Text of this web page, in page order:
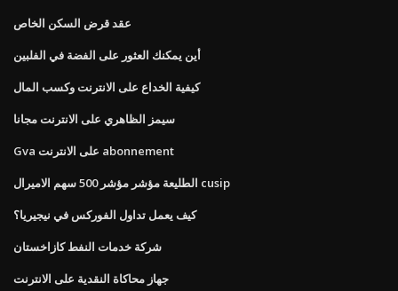
عقد قرض السكن الخاص
أين يمكنك العثور على الفضة في الفلبين
كيفية الخداع على الانترنت وكسب المال
سيمز الظاهري على الانترنت مجانا
Gva على الانترنت abonnement
الطليعة مؤشر مؤشر 500 سهم الاميرال cusip
كيف يعمل تداول الفوركس في نيجيريا؟
شركة خدمات النفط كازاخستان
جهاز محاكاة النقدية على الانترنت